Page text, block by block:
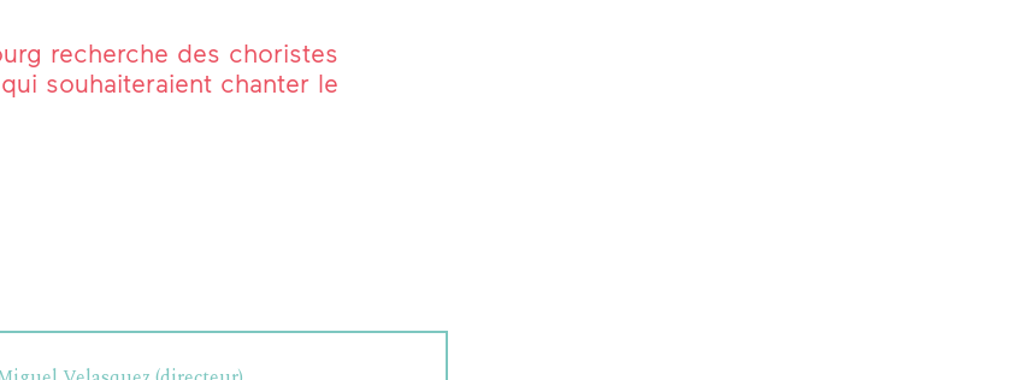
recherche des choristes
souhaiteraient chanter le